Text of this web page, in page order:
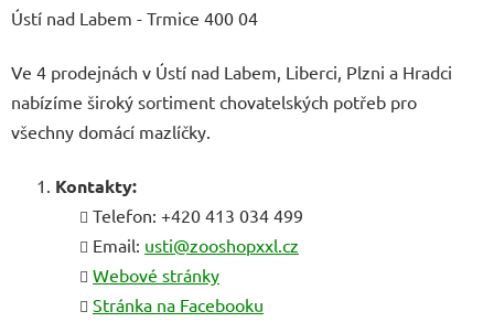
Ústí nad Labem - Trmice 400 04
Ve 4 prodejnách v Ústí nad Labem, Liberci, Plzni a Hradci
nabízíme široký sortiment chovatelských potřeb pro
všechny domácí mazlíčky.
Kontakty:
Telefon: +420 413 034 499
Email: usti@zooshopxxl.cz
Webové stránky
Stránka na Facebooku